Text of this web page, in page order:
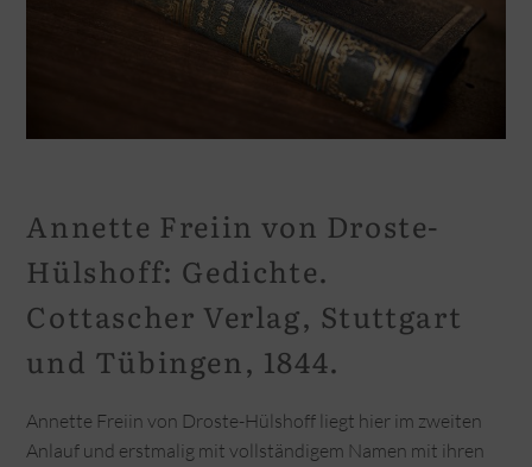
Annette Freiin von Droste-
Hülshoff: Gedichte.
Cottascher Verlag, Stuttgart
und Tübingen, 1844.
Annette Freiin von Droste-Hülshoff liegt hier im zweiten
Anlauf und erstmalig mit vollständigem Namen mit ihren